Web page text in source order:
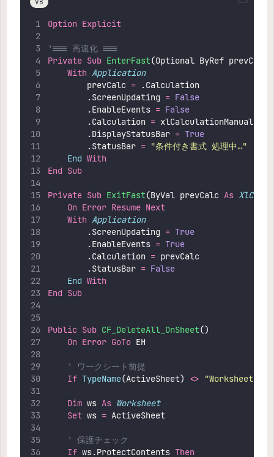
VB
Option Explicit
'=== 高速化 ===
Private Sub EnterFast(Optional ByRef prevCalc
With Application
        prevCalc
= .Calculation
        .ScreenUpdating
= False
        .EnableEvents
= False
        .Calculation
= xlCalculationManual
        .DisplayStatusBar
= True
        .StatusBar
= "条件付き書式 処理中…"
End With
End Sub
Private Sub ExitFast(ByVal prevCalc As
On Error Resume Next
With Application
        .ScreenUpdating
= True
        .EnableEvents
= True
        .Calculation
= prevCalc
        .StatusBar
= False
End With
End Sub
Public Sub CF_DeleteAll_OnSheet()
On Error GoTo EH
' ワークシート前提
If TypeName(ActiveSheet) <> "Worksheet"
Dim ws As Worksheet
Set ws = ActiveSheet
' 保護チェック
If ws.ProtectContents Then